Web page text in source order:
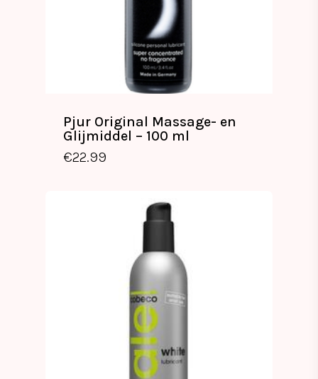
Pjur Original Massage- en
Glijmiddel – 100 ml
€22.99
€22.99